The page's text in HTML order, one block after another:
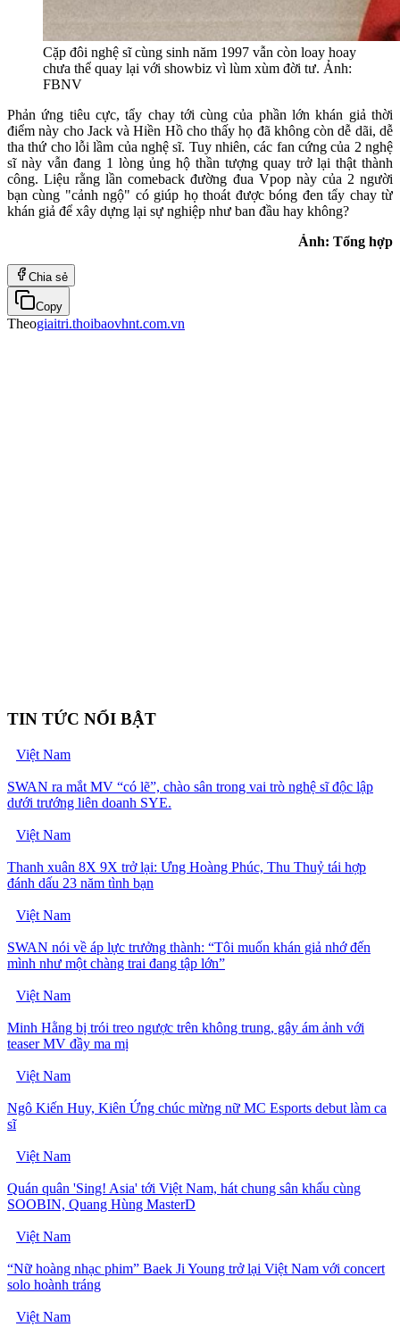
Cặp đôi nghệ sĩ cùng sinh năm 1997 vẫn còn loay hoay
chưa thể quay lại với showbiz vì lùm xùm đời tư. Ảnh:
FBNV
Phản ứng tiêu cực, tẩy chay tới cùng của phần lớn khán giả thời
điểm này cho Jack và Hiền Hồ cho thấy họ đã không còn dễ dãi, dễ
tha thứ cho lỗi lầm của nghệ sĩ. Tuy nhiên, các fan cứng của 2 nghệ
sĩ này vẫn đang 1 lòng ủng hộ thần tượng quay trở lại thật thành
công. Liệu rằng lần comeback đường đua Vpop này của 2 người
bạn cùng "cảnh ngộ" có giúp họ thoát được bóng đen tẩy chay từ
khán giả để xây dựng lại sự nghiệp như ban đầu hay không?
Ảnh: Tổng hợp
Chia sẻ
Copy
Theogiaitri.thoibaovhnt.com.vn
TIN TỨC NỔI BẬT
Việt Nam
SWAN ra mắt MV “có lẽ”, chào sân trong vai trò nghệ sĩ độc lập
dưới trướng liên doanh SYE.
Việt Nam
Thanh xuân 8X 9X trở lại: Ưng Hoàng Phúc, Thu Thuỷ tái hợp
đánh dấu 23 năm tình bạn
Việt Nam
SWAN nói về áp lực trưởng thành: “Tôi muốn khán giả nhớ đến
mình như một chàng trai đang tập lớn”
Việt Nam
Minh Hằng bị trói treo ngược trên không trung, gây ám ảnh với
teaser MV đầy ma mị
Việt Nam
Ngô Kiến Huy, Kiên Ứng chúc mừng nữ MC Esports debut làm ca
sĩ
Việt Nam
Quán quân 'Sing! Asia' tới Việt Nam, hát chung sân khấu cùng
SOOBIN, Quang Hùng MasterD
Việt Nam
“Nữ hoàng nhạc phim” Baek Ji Young trở lại Việt Nam với concert
solo hoành tráng
Việt Nam